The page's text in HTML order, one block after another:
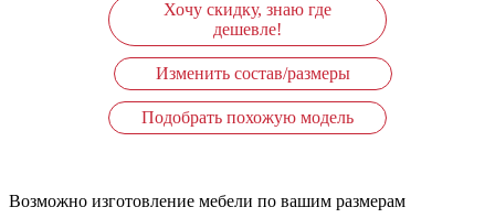
Хочу скидку, знаю где
дешевле!
Изменить состав/размеры
Подобрать похожую модель
Возможно изготовление мебели по вашим размерам